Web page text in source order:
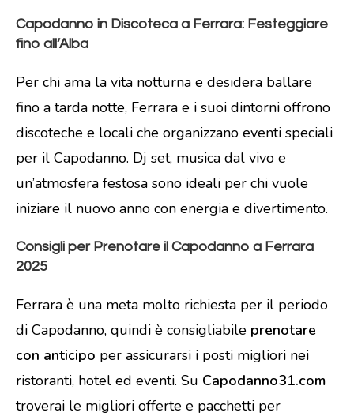
Capodanno in Discoteca a Ferrara: Festeggiare
fino all’Alba
Per chi ama la vita notturna e desidera ballare
fino a tarda notte, Ferrara e i suoi dintorni offrono
discoteche e locali che organizzano eventi speciali
per il Capodanno. Dj set, musica dal vivo e
un’atmosfera festosa sono ideali per chi vuole
iniziare il nuovo anno con energia e divertimento.
Consigli per Prenotare il Capodanno a Ferrara
2025
Ferrara è una meta molto richiesta per il periodo
di Capodanno, quindi è consigliabile prenotare
con anticipo per assicurarsi i posti migliori nei
ristoranti, hotel ed eventi. Su Capodanno31.com
troverai le migliori offerte e pacchetti per